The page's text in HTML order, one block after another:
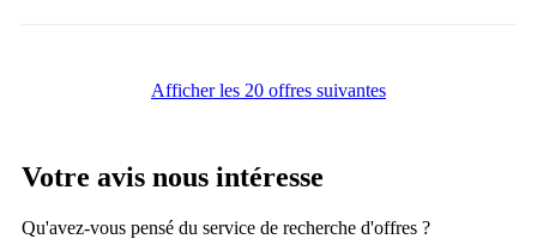
Afficher les 20 offres suivantes
Votre avis nous intéresse
Qu'avez-vous pensé du service de recherche d'offres ?